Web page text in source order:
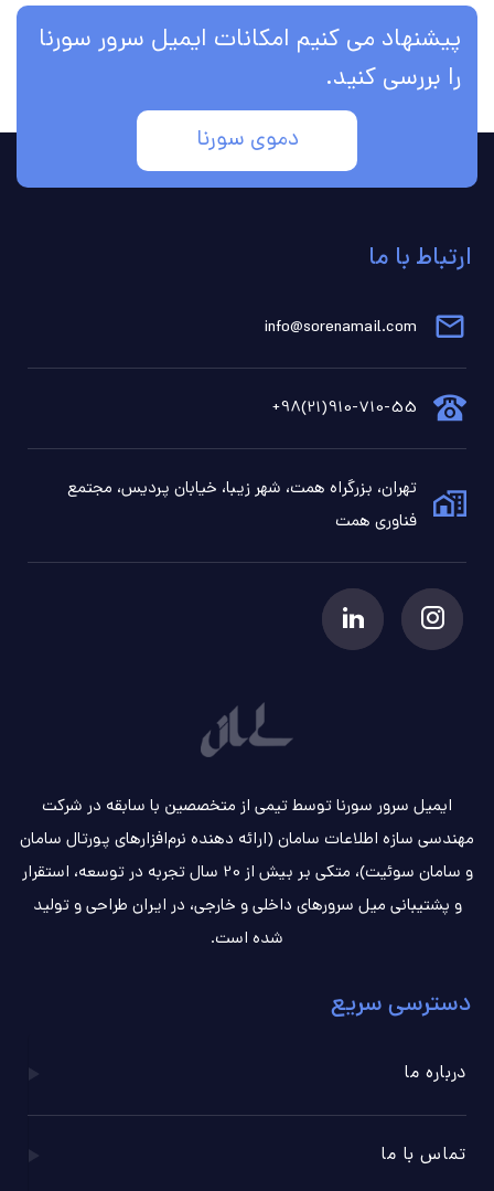
پیشنهاد می کنیم امکانات ایمیل سرور سورنا
را بررسی کنید.
دموی سورنا
ارتباط با ما
info@sorenamail.com
910-710-55(21)98+
تهران، بزرگراه همت، شهر زیبا، خیابان پردیس، مجتمع
فناوری همت
ایمیل سرور سورنا توسط تیمی از متخصصین با سابقه در شرکت
مهندسی سازه اطلاعات سامان (ارائه دهنده نرم‌افزارهای پورتال سامان
و سامان سوئیت)، متکی بر بیش از 20 سال تجربه در توسعه، استقرار
و پشتیبانی میل سرورهای داخلی و خارجی، در ایران طراحی و تولید
شده است.
دسترسی سریع
درباره ما
تماس با ما